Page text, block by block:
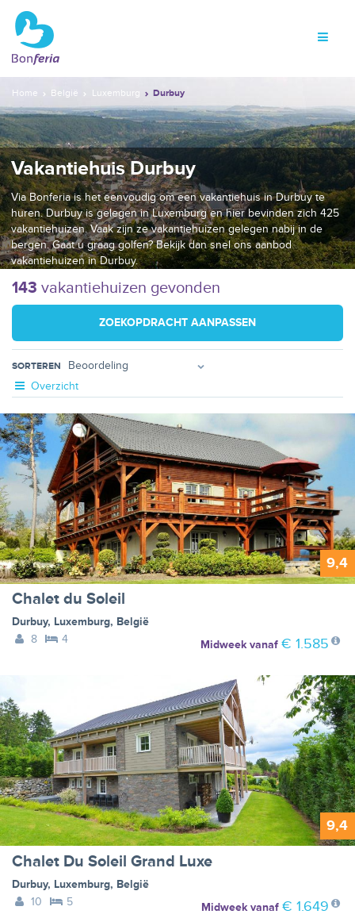
Home België Luxemburg Durbuy
Vakantiehuis Durbuy
Via Bonferia is het eenvoudig om een vakantiehuis in Durbuy te
huren. Durbuy is gelegen in Luxemburg en hier bevinden zich 425
vakantiehuizen. Vaak zijn ze vakantiehuizen gelegen nabij in de
bergen. Gaat u graag golfen? Bekijk dan snel ons aanbod
vakantiehuizen in Durbuy.
143 vakantiehuizen gevonden
ZOEKOPDRACHT AANPASSEN
SORTEREN
Overzicht
9,4
Chalet du Soleil
Durbuy, Luxemburg, België
8
4 Midweekvanaf € 1.585
9,4
Chalet Du Soleil Grand Luxe
Durbuy, Luxemburg, België
10
5 Midweekvanaf € 1.649